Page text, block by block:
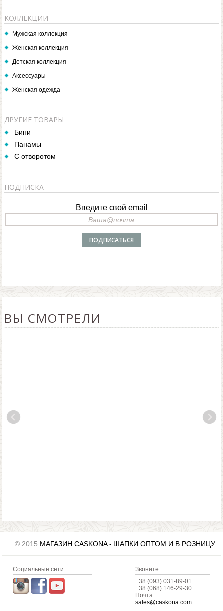
КОЛЛЕКЦИИ
Мужская коллекция
Женская коллекция
Детская коллекция
Аксессуары
Женская одежда
ДРУГИЕ ТОВАРЫ
Бини
Панамы
С отворотом
ПОДПИСКА
Введите свой email
ВЫ СМОТРЕЛИ
© 2015 МАГАЗИН CASKONA - ШАПКИ ОПТОМ И В РОЗНИЦУ
Социальные сети:
Звоните
+38 (093) 031-89-01
+38 (068) 146-29-30
Почта:
sales@caskona.com